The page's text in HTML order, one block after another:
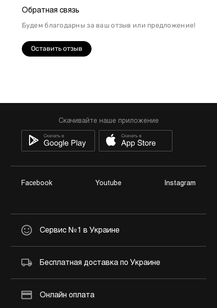
Обратная связь
Будем благодарны за ваш отзыв или предложение!
Оставить отзыв
Скачивайте наше приложение
Facebook Youtube Instagram
Сервис №1 в Украине
Бесплатная доставка по Украине
Онлайн оплата